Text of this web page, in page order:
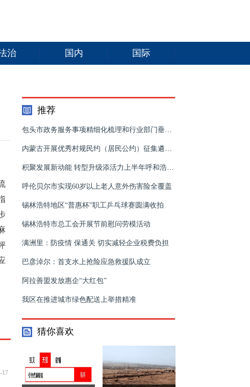
治 国内 国际
17
推荐
包头市政务服务事项精细化梳理和行业部门垂建系统对接工作全面展开
内蒙古开展优秀村规民约（居民公约）征集遴选和宣传推介活动
积聚发展新动能 转型升级添活力上半年呼和浩特市经济运行明显改善 为全面做好“六稳”工作落实“六保”任务提供有力支撑
呼伦贝尔市实现60岁以上老人意外伤害险全覆盖
锡林浩特地区“普惠杯”职工乒乓球赛圆满收拍
锡林浩特市总工会开展节前慰问劳模活动
满洲里：防疫情 保通关 切实减轻企业税费负担
巴彦淖尔：首支水上抢险应急救援队成立
阿拉善盟发放惠企“大红包”
我区在推进城市绿色配送上举措精准
猜你喜欢